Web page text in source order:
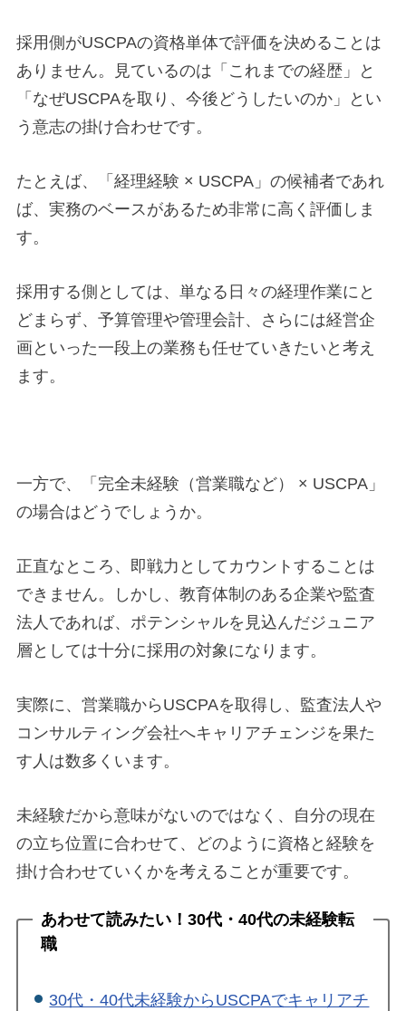
採用側がUSCPAの資格単体で評価を決めることは
ありません。見ているのは「これまでの経歴」と
「なぜUSCPAを取り、今後どうしたいのか」とい
う意志の掛け合わせです。
たとえば、「経理経験 × USCPA」の候補者であれ
ば、実務のベースがあるため非常に高く評価しま
す。
採用する側としては、単なる日々の経理作業にと
どまらず、予算管理や管理会計、さらには経営企
画といった一段上の業務も任せていきたいと考え
ます。
一方で、「完全未経験（営業職など） × USCPA」
の場合はどうでしょうか。
正直なところ、即戦力としてカウントすることは
できません。しかし、教育体制のある企業や監査
法人であれば、ポテンシャルを見込んだジュニア
層としては十分に採用の対象になります。
実際に、営業職からUSCPAを取得し、監査法人や
コンサルティング会社へキャリアチェンジを果た
す人は数多くいます。
未経験だから意味がないのではなく、自分の現在
の立ち位置に合わせて、どのように資格と経験を
掛け合わせていくかを考えることが重要です。
あわせて読みたい！30代・40代の未経験転
職
30代・40代未経験からUSCPAでキャリアチ